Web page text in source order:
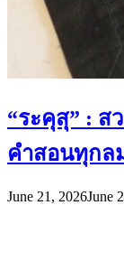
“ระคุสุ” : ส
คำสอนทุกล
June 21, 2026June